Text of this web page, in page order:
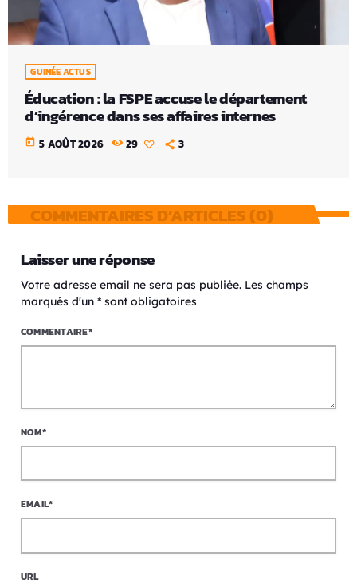
GUINÉE ACTUS
Éducation : la FSPE accuse le département
d’ingérence dans ses affaires internes
today 5 AOÛT 2026 29 3
COMMENTAIRES D’ARTICLES (0)
Laisser une réponse
Votre adresse email ne sera pas publiée. Les champs
marqués d'un * sont obligatoires
COMMENTAIRE*
NOM*
EMAIL*
URL